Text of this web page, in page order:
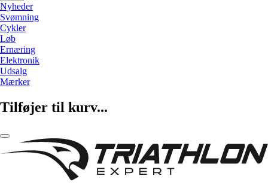
Nyheder
Svømning
Cykler
Løb
Ernæring
Elektronik
Udsalg
Mærker
Tilføjer til kurv...